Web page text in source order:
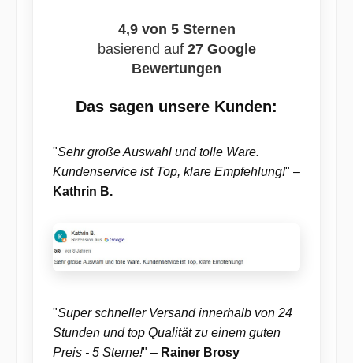
4,9 von 5 Sternen
basierend auf 27 Google
Bewertungen
Das sagen unsere Kunden:
"Sehr große Auswahl und tolle Ware.
Kundenservice ist Top, klare Empfehlung!" –
Kathrin B.
"Super schneller Versand innerhalb von 24
Stunden und top Qualität zu einem guten
Preis - 5 Sterne!" – Rainer Brosy